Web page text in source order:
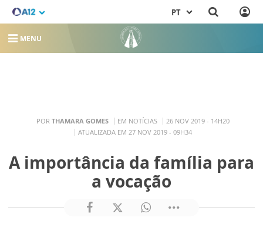
PT
MENU
POR THAMARA GOMES EM NOTÍCIAS
26 NOV 2019 - 14H20
ATUALIZADA EM 27 NOV 2019 - 09H34
A importância da família para
a vocação